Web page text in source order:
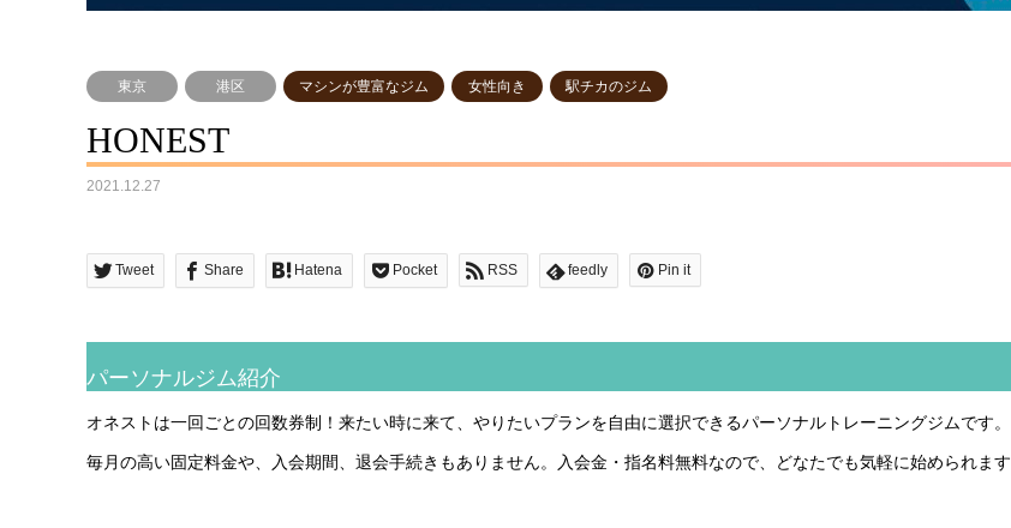
東京 港区 マシンが豊富なジム 女性向き 駅チカのジム
HONEST
2021.12.27
Tweet Share Hatena Pocket RSS feedly Pin it
パーソナルジム紹介
オネストは一回ごとの回数券制！来たい時に来て、やりたいプランを自由に選択できるパーソナルトレーニングジムです。
毎月の高い固定料金や、入会期間、退会手続きもありません。入会金・指名料無料なので、どなたでも気軽に始められます